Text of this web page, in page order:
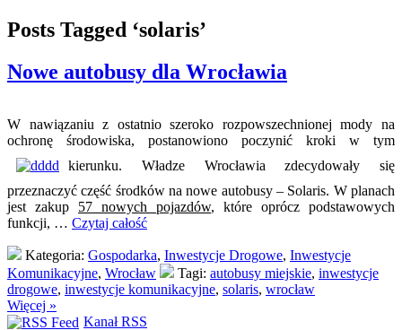
Posts Tagged ‘solaris’
Nowe autobusy dla Wrocławia
W nawiązaniu z ostatnio szeroko rozpowszechnionej mody na
ochronę środowiska, postanowiono poczynić kroki w tym
kierunku. Władze Wrocławia zdecydowały się
przeznaczyć część środków na nowe autobusy – Solaris. W planach
jest zakup 57 nowych pojazdów, które oprócz podstawowych
funkcji, … Czytaj całość
Kategoria: Gospodarka, Inwestycje Drogowe, Inwestycje
Komunikacyjne, Wrocław Tagi: autobusy miejskie, inwestycje
drogowe, inwestycje komunikacyjne, solaris, wrocław
Więcej »
Kanał RSS